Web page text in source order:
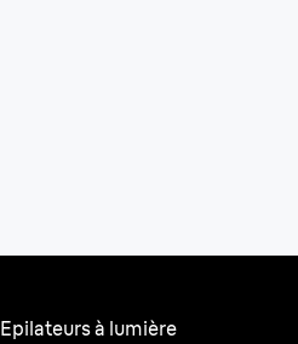
Epilateurs à lumière